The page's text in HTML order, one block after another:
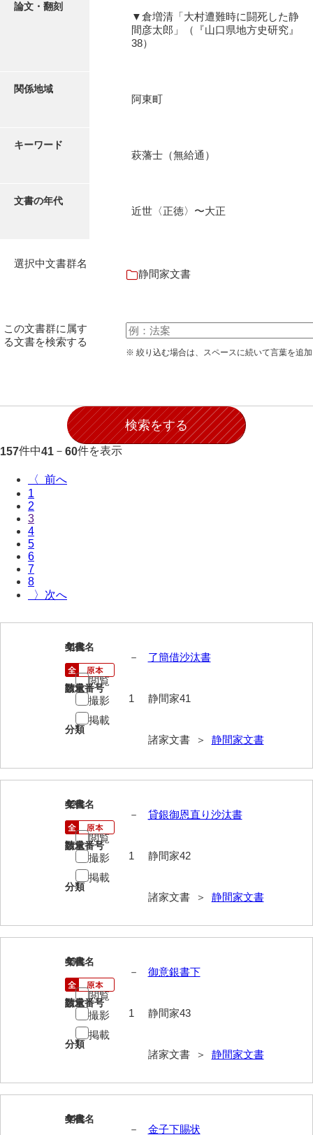
飯田家文書（福岡県）
池田邦夫所蔵文書
石田家文書（徳山市）
和泉家文書
市原家文書
出羽家文書
一宝家文書
井上家文書（徳山市）
井上勉家文書（大和町）
井下家文書（埼玉県）
井原家文書
入江九一文書
岩崎家文書（秋芳町）
岩崎家文書（鹿野町）
岩見博幸収集史料
上野竹逸文書
上松氏収集文書
氏本家文書
内田家文書（豊中市）
論文・翻刻
▼倉増清「大村遭難時に闘死した静
間彦太郎」（『山口県地方史研究』
38）
関係地域
阿東町
キーワード
萩藩士（無給通）
文書の年代
近世〈正徳〉〜大正
選択中文書群名
静間家文書
この文書群に属す
る文書を検索する
※ 絞り込む場合は、スペースに続いて言葉を追
157件中41 － 60件を表示
〈
1
2
3
4
5
6
7
8
〉
41
文書名
了簡借沙汰書
請求番号
静間家41
分類
諸家文書 ＞ 静間家文書
年代
－
数量
1
閲覧
撮影
掲載
42
文書名
貸銀御恩直り沙汰書
請求番号
静間家42
分類
諸家文書 ＞ 静間家文書
年代
－
数量
1
閲覧
撮影
掲載
43
文書名
御意銀書下
請求番号
静間家43
分類
諸家文書 ＞ 静間家文書
年代
－
数量
1
閲覧
撮影
掲載
44
文書名
金子下賜状
年代
－